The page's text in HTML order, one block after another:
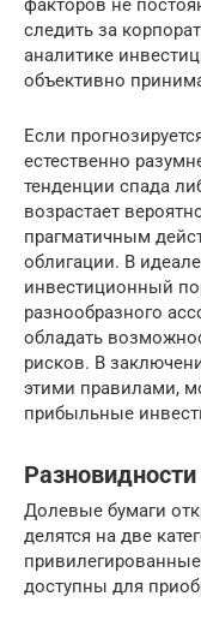
факторов не
следить за
аналитике
объективно
Если
естественно
тенденции спада
возрастает
прагматичным
облигации. В
инвестиционный
разнообразного
обладать
рисков. В
этими правилами,
прибыльные
Долевые бумаги
делятся на две
доступны для